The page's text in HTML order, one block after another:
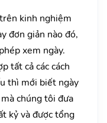
kinh nghiệm
đơn giản nào đó,
xem ngày.
tất cả các cách
thì mới biết ngày
chúng tôi đưa
kỷ và được tổng